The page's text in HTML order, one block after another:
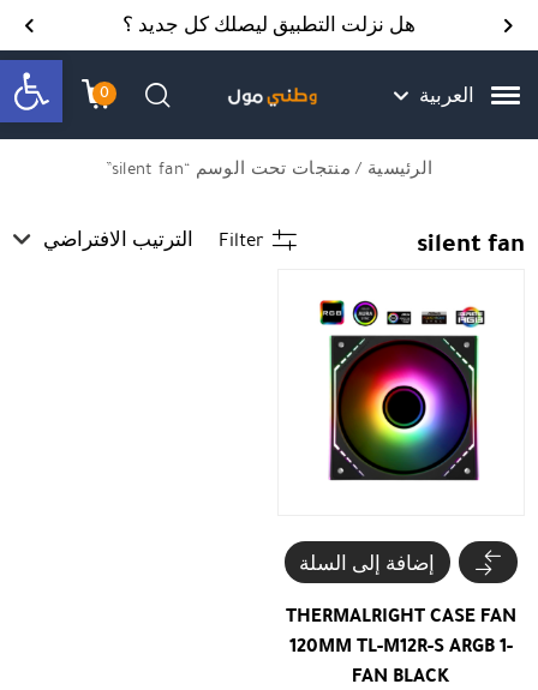
Skip to Content
Contact Us هل نزلت التطبيق ليصلك كل جديد ؟
العربية 0
עגלתחיפוש
الرئيسية / منتجات تحت الوسم “silent fan”
silent fan
Filter الترتيب الافتراضي
THERMALRIGHT CASE FAN
120MM TL-M12R-S ARGB 1-
FAN BLACK
إضافة إلى السلة
Back top top